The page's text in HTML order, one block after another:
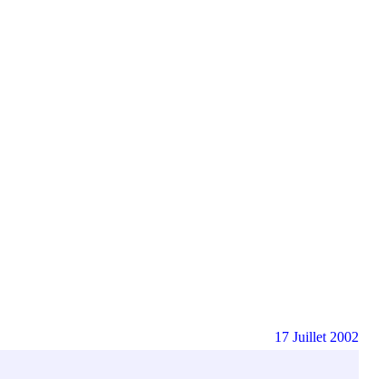
17 Juillet 2002